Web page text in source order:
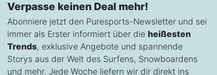
Verpasse keinen Deal mehr!
Abonniere jetzt den Puresports-Newsletter und sei
immer als Erster informiert über die heißesten
Trends, exklusive Angebote und spannende
Storys aus der Welt des Surfens, Snowboardens
und mehr. Jede Woche liefern wir dir direkt ins